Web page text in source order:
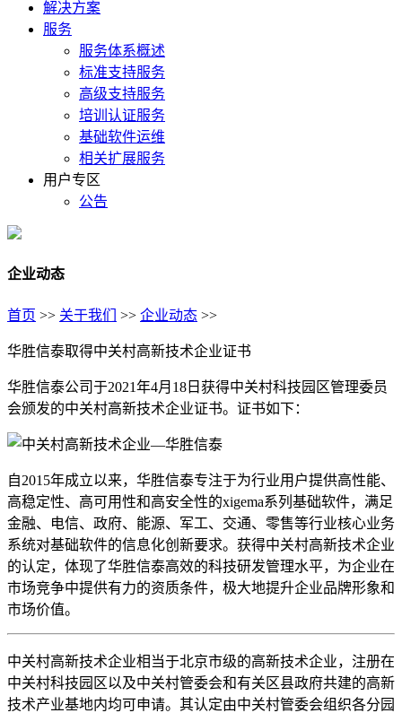
解决方案
服务
服务体系概述
标准支持服务
高级支持服务
培训认证服务
基础软件运维
相关扩展服务
用户专区
公告
企业动态
首页 >> 关于我们 >> 企业动态 >>
华胜信泰取得中关村高新技术企业证书
华胜信泰公司于2021年4月18日获得中关村科技园区管理委员
会颁发的中关村高新技术企业证书。证书如下：
自2015年成立以来，华胜信泰专注于为行业用户提供高性能、
高稳定性、高可用性和高安全性的xigema系列基础软件，满足
金融、电信、政府、能源、军工、交通、零售等行业核心业务
系统对基础软件的信息化创新要求。获得中关村高新技术企业
的认定，体现了华胜信泰高效的科技研发管理水平，为企业在
市场竞争中提供有力的资质条件，极大地提升企业品牌形象和
市场价值。
中关村高新技术企业相当于北京市级的高新技术企业，注册在
中关村科技园区以及中关村管委会和有关区县政府共建的高新
技术产业基地内均可申请。其认定由中关村管委会组织各分园